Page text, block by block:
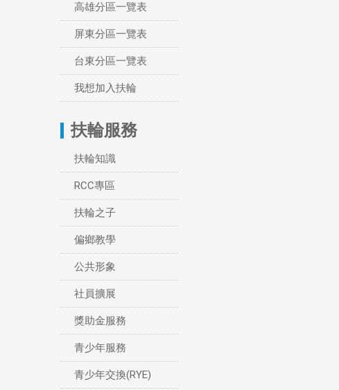
高雄分區一覽表
屏東分區一覽表
台東分區一覽表
我想加入扶輪
扶輪服務
扶輪知識
RCC專區
扶輪之子
偏鄉教學
公共形象
社員擴展
獎助金服務
青少年服務
青少年交換(RYE)